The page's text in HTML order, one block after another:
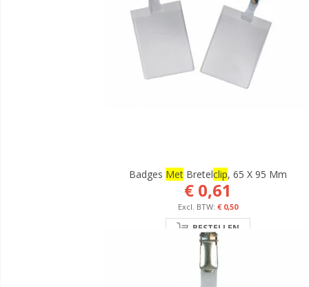
Badges Met BretelClip, 65 X 95 Mm
€ 0,61
€ 0,50
BESTELLEN